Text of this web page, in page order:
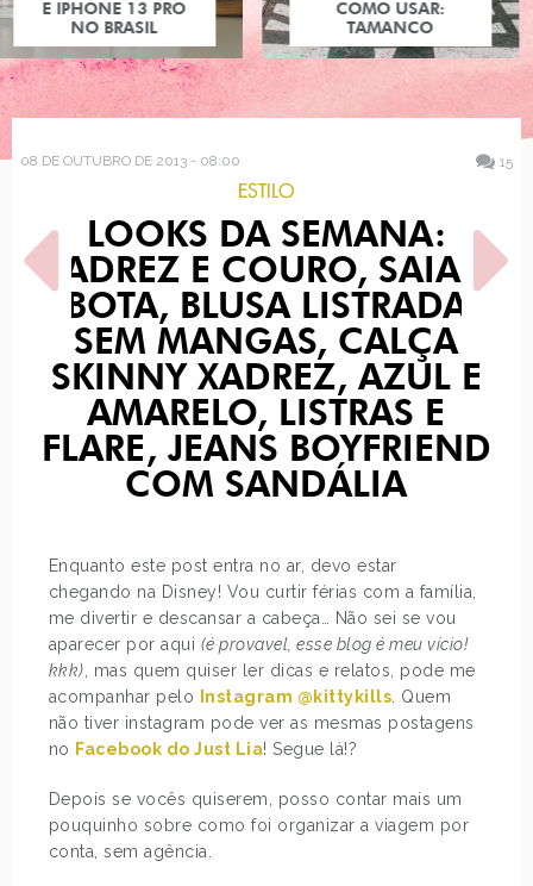
COMO USAR:
TAMANCO
08 DE OUTUBRO DE 2013 - 08:00 15
ESTILO
LOOKS DA SEMANA:
XADREZ E COURO, SAIA E
BOTA, BLUSA LISTRADA
SEM MANGAS, CALÇA
SKINNY XADREZ, AZUL E
AMARELO, LISTRAS E
FLARE, JEANS BOYFRIEND
COM SANDÁLIA
Enquanto este post entra no ar, devo estar
chegando na Disney! Vou curtir férias com a família,
me divertir e descansar a cabeça… Não sei se vou
aparecer por aqui (é provavel, esse blog é meu vício!
kkk) , mas quem quiser ler dicas e relatos, pode me
acompanhar pelo
Instagram @kittykills . Quem
não tiver instagram pode ver as mesmas postagens
no Facebook do Just Lia! Segue lá!?
Depois se vocês quiserem, posso contar mais um
pouquinho sobre como foi organizar a viagem por
conta, sem agência.
POST ANTERIOR
BATALHA: KIM KARDASHIAN
PRÓXIMO POST
O QUE ELES PENSAM
SOBRE LENÇO NO CABELO